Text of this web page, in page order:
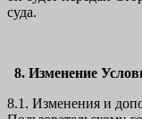
суда.
8. Изменение
8.1. Изменения и